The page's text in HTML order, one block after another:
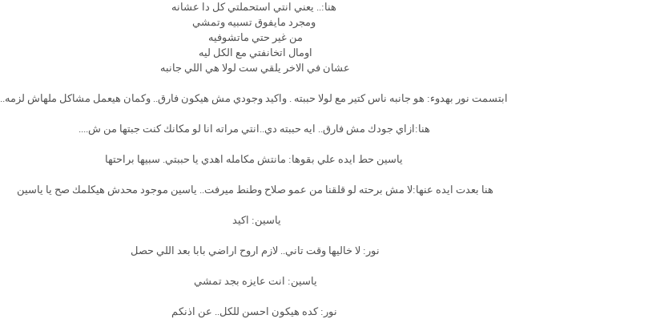
هنا:.. يعني انتي استحملتي كل دا عشانه
ومجرد مايفوق تسبيه وتمشي
من غير حتي ماتشوفيه
اومال اتخانفتي مع الكل ليه
عشان في الاخر يلقي ست لولا هي اللي جانبه
ابتسمت نور بهدوء: هو جانبه ناس كتير مع لولا حببته . واكيد وجودي مش هيكون فارق.. وكمان هيعمل مشاكل ملهاش لزمه..
هنا:ازاي جودك مش فارق.. ايه حببته دي..انتي مراته انا لو مكانك كنت جبتها من ش....
ياسين حط ايده علي بقوها: مانتش مكامله اهدي يا حببتي. سبيها براحتها
هنا بعدت ايده عنها:لا مش برحته لو قلقنا من عمو صلاح وطنط ميرفت.. ياسين موجود محدش هيكلمك صح يا ياسين
ياسين: اكيد
نور: لا خاليها وقت تاني.. لازم اروح اراضي بابا بعد اللي حصل
ياسين: انت عايزه بجد تمشي
نور: كده هيكون احسن للكل.. عن اذنكم